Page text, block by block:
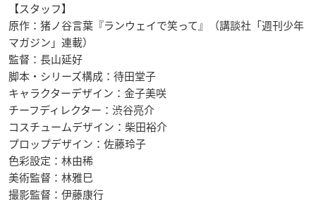
【スタッフ】
原作：猪ノ谷言葉『ランウェイで笑って』（講談社「週刊少年
マガジン」連載）
監督：長山延好
脚本・シリーズ構成：待田堂子
キャラクターデザイン：金子美咲
チーフディレクター：渋谷亮介
コスチュームデザイン：柴田裕介
プロップデザイン：佐藤玲子
色彩設定：林由稀
美術監督：林雅巳
撮影監督：伊藤康行